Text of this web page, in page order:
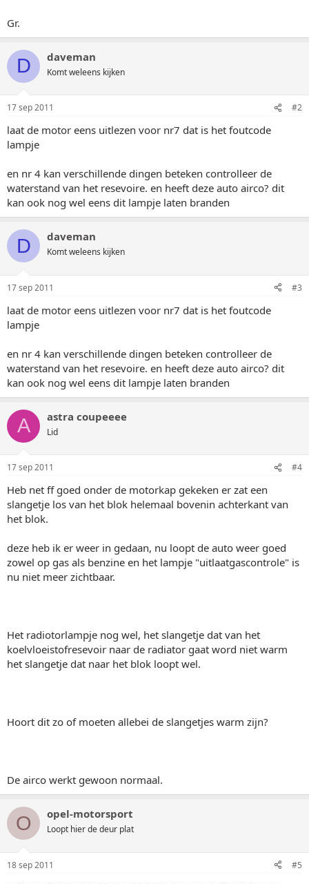
Gr.
D daveman
Komt weleens kijken
17 sep 2011 #2
laat de motor eens uitlezen voor nr7 dat is het foutcode
lampje
en nr 4 kan verschillende dingen beteken controlleer de
waterstand van het resevoire. en heeft deze auto airco? dit
kan ook nog wel eens dit lampje laten branden
D daveman
Komt weleens kijken
17 sep 2011 #3
laat de motor eens uitlezen voor nr7 dat is het foutcode
lampje
en nr 4 kan verschillende dingen beteken controlleer de
waterstand van het resevoire. en heeft deze auto airco? dit
kan ook nog wel eens dit lampje laten branden
A astra coupeeee
Lid
17 sep 2011 #4
Heb net ff goed onder de motorkap gekeken er zat een
slangetje los van het blok helemaal bovenin achterkant van
het blok.
deze heb ik er weer in gedaan, nu loopt de auto weer goed
zowel op gas als benzine en het lampje "uitlaatgascontrole" is
nu niet meer zichtbaar.
Het radiotorlampje nog wel, het slangetje dat van het
koelvloeistofresevoir naar de radiator gaat word niet warm
het slangetje dat naar het blok loopt wel.
Hoort dit zo of moeten allebei de slangetjes warm zijn?
De airco werkt gewoon normaal.
O opel-motorsport
Loopt hier de deur plat
18 sep 2011 #5